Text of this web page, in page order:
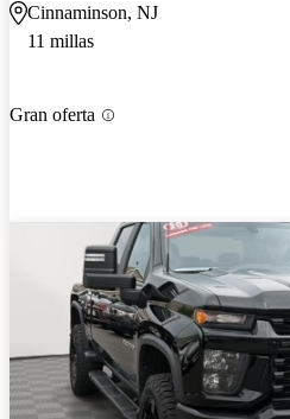
Cinnaminson, NJ
11 millas
Gran oferta